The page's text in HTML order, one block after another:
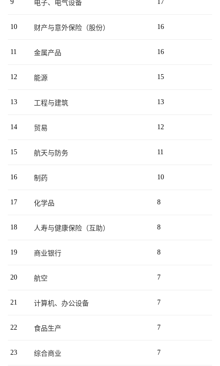
9 电子、电气设备 17
10 财产与意外保险（股份） 16
11 金属产品 16
12 能源 15
13 工程与建筑 13
14 贸易 12
15 航天与防务 11
16 制药 10
17 化学品 8
18 人寿与健康保险（互助） 8
19 商业银行 8
20 航空 7
21 计算机、办公设备 7
22 食品生产 7
23 综合商业 7